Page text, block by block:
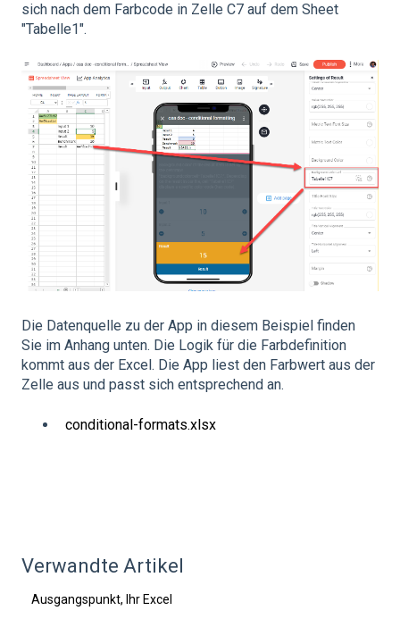
sich nach dem Farbcode in Zelle C7 auf dem Sheet
"Tabelle1".
Die Datenquelle zu der App in diesem Beispiel finden
Sie im Anhang unten. Die Logik für die Farbdefinition
kommt aus der Excel. Die App liest den Farbwert aus der
Zelle aus und passt sich entsprechend an.
conditional-formats.xlsx
Verwandte Artikel
Ausgangspunkt, Ihr Excel